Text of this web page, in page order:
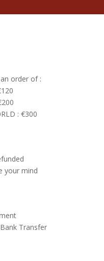
order of :
: €300
your mind
Transfer